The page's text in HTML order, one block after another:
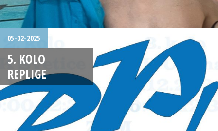
05-02-2025
5. KOLO
REPLIGE